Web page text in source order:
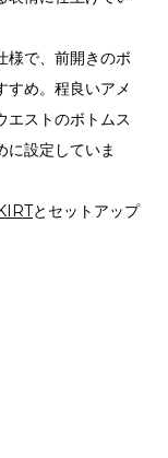
様で、前開きのボ
すめ。程良いアメ
エストのボトムス
に設定していま
とセットアップ